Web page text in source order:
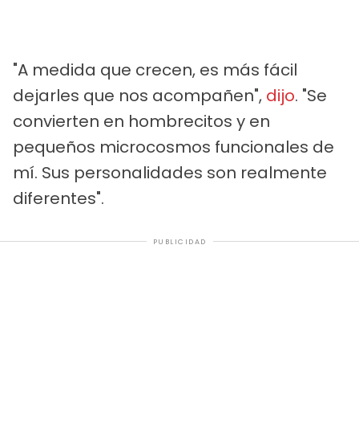
"A medida que crecen, es más fácil
dejarles que nos acompañen", dijo. "Se
convierten en hombrecitos y en
pequeños microcosmos funcionales de
mí. Sus personalidades son realmente
diferentes".
PUBLICIDAD